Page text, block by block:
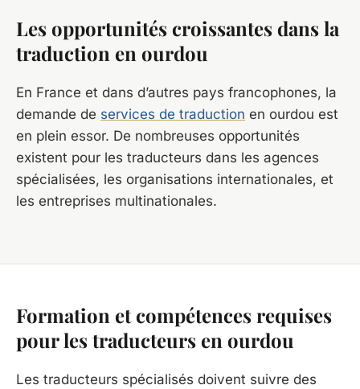
Les opportunités croissantes dans la
traduction en ourdou
En France et dans d’autres pays francophones, la
demande de services de traduction en ourdou est
en plein essor. De nombreuses opportunités
existent pour les traducteurs dans les agences
spécialisées, les organisations internationales, et
les entreprises multinationales.
Formation et compétences requises
pour les traducteurs en ourdou
Les traducteurs spécialisés doivent suivre des